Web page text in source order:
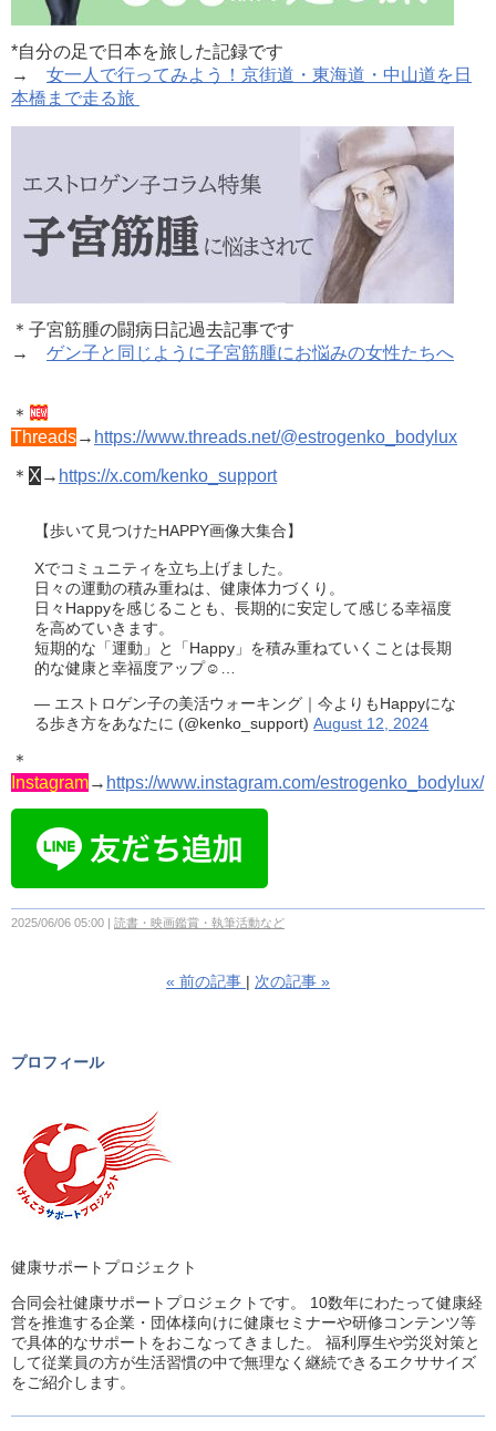
*自分の足で日本を旅した記録です
→ 女一人で行ってみよう！京街道・東海道・中山道を日
本橋まで走る旅
＊子宮筋腫の闘病日記過去記事です
→ ゲン子と同じように子宮筋腫にお悩みの女性たちへ
＊
Threads→ https://www.threads.net/@estrogenko_bodylux
＊ X → https://x.com/kenko_support
【歩いて見つけたHAPPY画像大集合】
Xでコミュニティを立ち上げました。
日々の運動の積み重ねは、健康体力づくり。
日々Happyを感じることも、長期的に安定して感じる幸福度
を高めていきます。
短期的な「運動」と「Happy」を積み重ねていくことは長期
的な健康と幸福度アップ☺️…
— エストロゲン子の美活ウォーキング｜今よりもHappyにな
る歩き方をあなたに (@kenko_support)August 12, 2024
＊
Instagram→ https://www.instagram.com/estrogenko_bodylux/
2025/06/06 05:00 読書・映画鑑賞・執筆活動など
« 前の記事 次の記事 »
プロフィール
健康サポートプロジェクト
合同会社健康サポートプロジェクトです。 10数年にわたって健康経
営を推進する企業・団体様向けに健康セミナーや研修コンテンツ等
で具体的なサポートをおこなってきました。 福利厚生や労災対策と
して従業員の方が生活習慣の中で無理なく継続できるエクササイズ
をご紹介します。